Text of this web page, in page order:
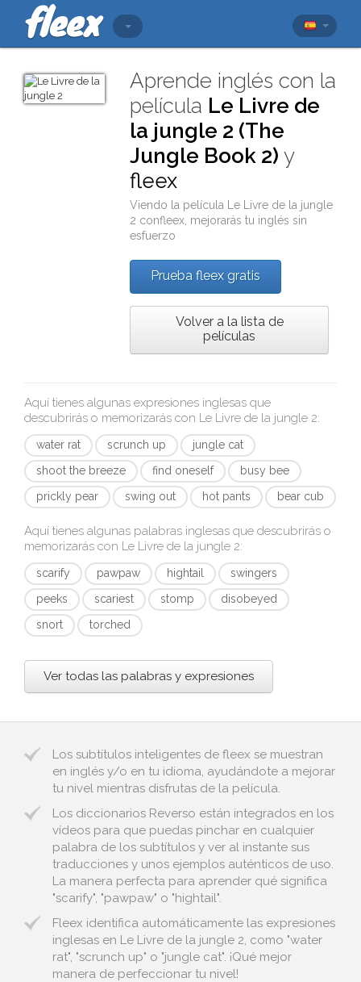
Aprende inglés con la
película Le Livre de
la jungle 2 (The
Jungle Book 2) y
fleex
Viendo la película
Le Livre de la jungle
2 confleex , mejorarás tu inglés sin
esfuerzo
Prueba fleex gratis
Volver a la lista de
películas
Aquí tienes algunas expresiones inglesas que
descubrirás o memorizarás con Le Livre de la jungle 2:
water rat scrunch up
jungle cat
shoot the breeze
find oneself
busy bee
prickly pear
swing out hot pants bear cub
Aquí tienes algunas palabras inglesas que descubrirás o
memorizarás con Le Livre de la jungle 2:
scarify pawpaw hightail
swingers
peeks
scariest stomp
disobeyed
snort
torched
Ver todas las palabras y expresiones
Los subtítulos inteligentes de fleex se muestran
en inglés y/o en tu idioma, ayudándote a mejorar
tu nivel mientras disfrutas de la película.
Los diccionarios Reverso están integrados en los
vídeos para que puedas pinchar en cualquier
palabra de los subtítulos y ver al instante sus
traducciones y unos ejemplos auténticos de uso.
La manera perfecta para aprender qué significa
"scarify", "pawpaw" o "hightail".
Fleex identifica automáticamente las expresiones
inglesas en Le Livre de la jungle 2, como "water
rat", "scrunch up" o "jungle cat". ¡Qué mejor
manera de perfeccionar tu nivel!